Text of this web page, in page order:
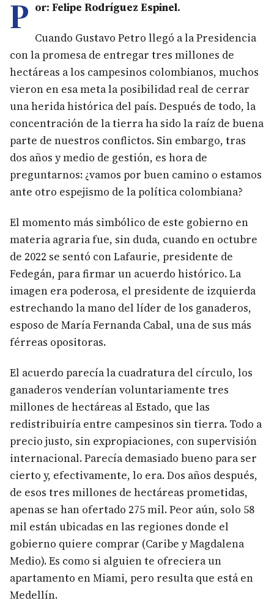
P or: Felipe Rodríguez Espinel.
Cuando Gustavo Petro llegó a la Presidencia
con la promesa de entregar tres millones de
hectáreas a los campesinos colombianos, muchos
vieron en esa meta la posibilidad real de cerrar
una herida histórica del país. Después de todo, la
concentración de la tierra ha sido la raíz de buena
parte de nuestros conflictos. Sin embargo, tras
dos años y medio de gestión, es hora de
preguntarnos: ¿vamos por buen camino o estamos
ante otro espejismo de la política colombiana?
El momento más simbólico de este gobierno en
materia agraria fue, sin duda, cuando en octubre
de 2022 se sentó con Lafaurie, presidente de
Fedegán, para firmar un acuerdo histórico. La
imagen era poderosa, el presidente de izquierda
estrechando la mano del líder de los ganaderos,
esposo de María Fernanda Cabal, una de sus más
férreas opositoras.
El acuerdo parecía la cuadratura del círculo, los
ganaderos venderían voluntariamente tres
millones de hectáreas al Estado, que las
redistribuiría entre campesinos sin tierra. Todo a
precio justo, sin expropiaciones, con supervisión
internacional. Parecía demasiado bueno para ser
cierto y, efectivamente, lo era. Dos años después,
de esos tres millones de hectáreas prometidas,
apenas se han ofertado 275 mil. Peor aún, solo 58
mil están ubicadas en las regiones donde el
gobierno quiere comprar (Caribe y Magdalena
Medio). Es como si alguien te ofreciera un
apartamento en Miami, pero resulta que está en
Medellín.